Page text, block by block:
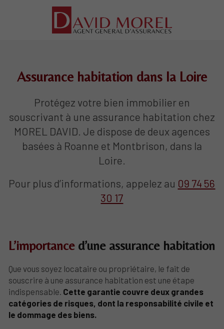
Assurance habitation dans la Loire
Protégez votre bien immobilier en
souscrivant à une assurance habitation chez
MOREL DAVID. Je dispose de deux agences
basées à Roanne et Montbrison, dans la
Loire.
Pour plus d’informations, appelez au 09 74 56
30 17
L’importance d’une assurance habitation
Que vous soyez locataire ou propriétaire, le fait de
souscrire à une assurance habitation est une étape
indispensable. Cette garantie couvre deux grandes
catégories de risques, dont la responsabilité civile et
le dommage des biens.